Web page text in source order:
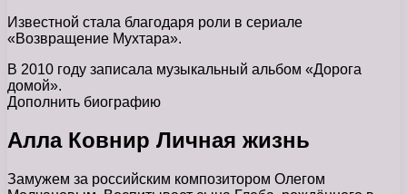
Известной стала благодаря роли в сериале
«Возвращение Мухтара».
В 2010 году записала музыкальный альбом «Дорога
домой».
Дополнить биографию
Алла Ковнир Личная жизнь
Замужем за российским композитором Олегом